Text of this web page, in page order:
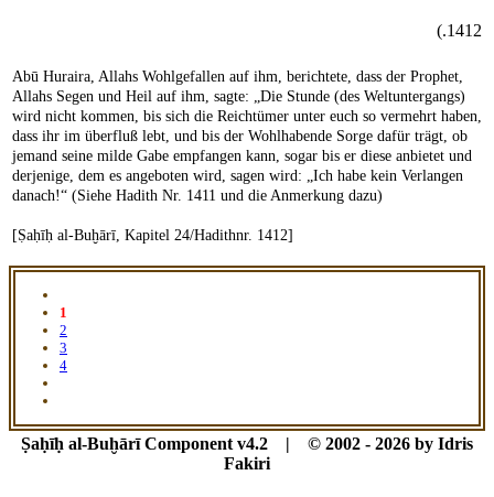
1412.)
Abū Huraira, Allahs Wohlgefallen auf ihm, berichtete, dass der Prophet,
Allahs Segen und Heil auf ihm, sagte: „Die Stunde (des Weltuntergangs)
wird nicht kommen, bis sich die Reichtümer unter euch so vermehrt haben,
dass ihr im überfluß lebt, und bis der Wohlhabende Sorge dafür trägt, ob
jemand seine milde Gabe empfangen kann, sogar bis er diese anbietet und
derjenige, dem es angeboten wird, sagen wird: „Ich habe kein Verlangen
danach!“ (Siehe Hadith Nr. 1411 und die Anmerkung dazu)
[Ṣaḥīḥ al-Buḫārī, Kapitel 24/Hadithnr. 1412]
1
2
3
4
Ṣaḥīḥ al-Buḫārī Component v4.2 | © 2002 - 2026 by Idris
Fakiri